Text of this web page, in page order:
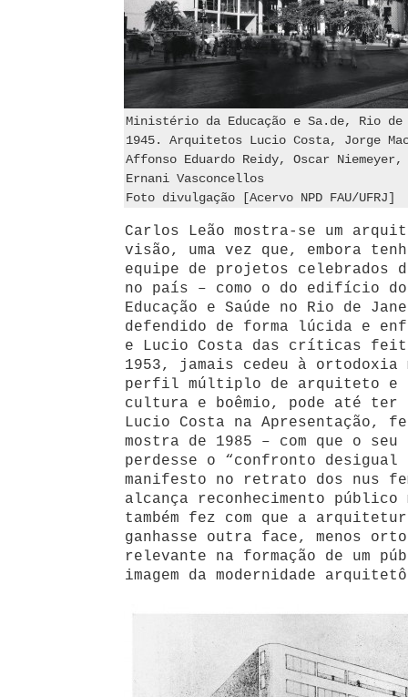
Ministério da Educação e Sa.de, Rio
1945. Arquitetos Lucio Costa, Jorge
Affonso Eduardo Reidy, Oscar
Ernani Vasconcellos
Foto divulgação [Acervo NPD FAU/UFRJ]
Carlos Leão mostra-se um
visão, uma vez que, embora
equipe de projetos celebrados
no país – como o do edifício
Educação e Saúde no Rio de
defendido de forma lúcida e
e Lucio Costa das críticas
1953, jamais cedeu à ortodoxia
perfil múltiplo de arquiteto e
cultura e boêmio, pode até ter
Lucio Costa na Apresentação,
mostra de 1985 – com que o
perdesse o “confronto desigual
manifesto no retrato dos nus
alcança reconhecimento público
também fez com que a
ganhasse outra face, menos
relevante na formação de um
imagem da modernidade